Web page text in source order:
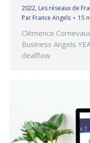
2022, Les réseaux de
Par France Angels 15
Clémence
Business Angels
dealflow.